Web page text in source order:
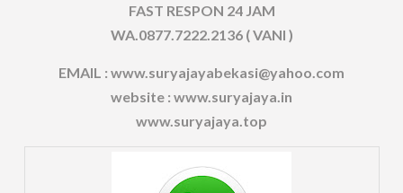
FAST RESPON 24 JAM
WA.0877.7222.2136 ( VANI )
EMAIL : www.suryajayabekasi@yahoo.com
website : www.suryajaya.in
www.suryajaya.top